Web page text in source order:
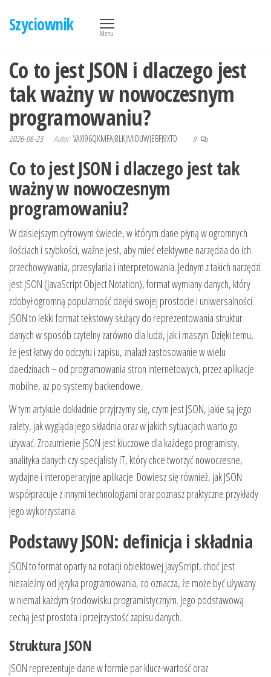
Szyciownik Menu
Co to jest JSON i dlaczego jest
tak ważny w nowoczesnym
programowaniu?
2026-06-23 Autor VAXI96QKMFAJ8LKJMIDUWJEBFJ9XTD 0
Co to jest JSON i dlaczego jest tak
ważny w nowoczesnym
programowaniu?
W dzisiejszym cyfrowym świecie, w którym dane płyną w ogromnych
ilościach i szybkości, ważne jest, aby mieć efektywne narzędzia do ich
przechowywania, przesyłania i interpretowania. Jednym z takich narzędzi
jest JSON (JavaScript Object Notation), format wymiany danych, który
zdobył ogromną popularność dzięki swojej prostocie i uniwersalności.
JSON to lekki format tekstowy służący do reprezentowania struktur
danych w sposób czytelny zarówno dla ludzi, jak i maszyn. Dzięki temu,
że jest łatwy do odczytu i zapisu, znalazł zastosowanie w wielu
dziedzinach – od programowania stron internetowych, przez aplikacje
mobilne, aż po systemy backendowe.
W tym artykule dokładnie przyjrzymy się, czym jest JSON, jakie są jego
zalety, jak wygląda jego składnia oraz w jakich sytuacjach warto go
używać. Zrozumienie JSON jest kluczowe dla każdego programisty,
analityka danych czy specjalisty IT, który chce tworzyć nowoczesne,
wydajne i interoperacyjne aplikacje. Dowiesz się również, jak JSON
współpracuje z innymi technologiami oraz poznasz praktyczne przykłady
jego wykorzystania.
Podstawy JSON: definicja i składnia
JSON to format oparty na notacji obiektowej JavyScript, choć jest
niezależny od języka programowania, co oznacza, że może być używany
w niemal każdym środowisku programistycznym. Jego podstawową
cechą jest prostota i przejrzystość zapisu danych.
Struktura JSON
JSON reprezentuje dane w formie par klucz-wartość oraz